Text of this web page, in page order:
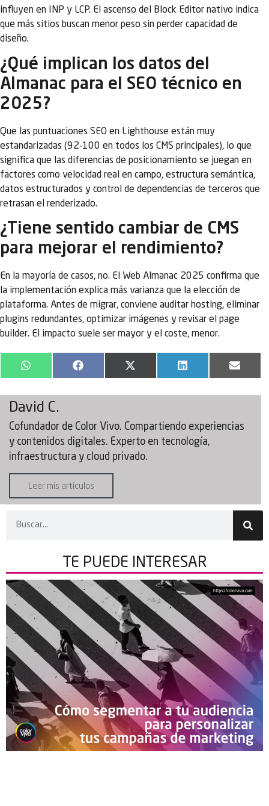
influyen en INP y LCP. El ascenso del Block Editor nativo indica
que más sitios buscan menor peso sin perder capacidad de
diseño.
¿Qué implican los datos del
Almanac para el SEO técnico en
2025?
Que las puntuaciones SEO en Lighthouse están muy
estandarizadas (92-100 en todos los CMS principales), lo que
significa que las diferencias de posicionamiento se juegan en
factores como velocidad real en campo, estructura semántica,
datos estructurados y control de dependencias de terceros que
retrasan el renderizado.
¿Tiene sentido cambiar de CMS
para mejorar el rendimiento?
En la mayoría de casos, no. El Web Almanac 2025 confirma que
la implementación explica más varianza que la elección de
plataforma. Antes de migrar, conviene auditar hosting, eliminar
plugins redundantes, optimizar imágenes y revisar el page
builder. El impacto suele ser mayor y el coste, menor.
WhatsApp Facebook
X
(Twitter)
LinkedIn Email
David C.
Cofundador de Color Vivo. Compartiendo experiencias
y contenidos digitales. Experto en tecnología,
infraestructura y cloud privado.
Leer mis artículos
TE PUEDE INTERESAR